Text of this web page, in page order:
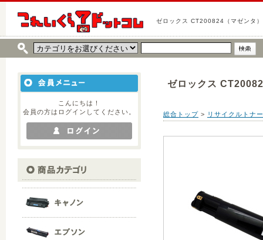
ゼロックス CT200824（マゼンタ）
こんにちは！
会員の方はログインしてください。
ゼロックス
総合トップ > リサイクルトナ